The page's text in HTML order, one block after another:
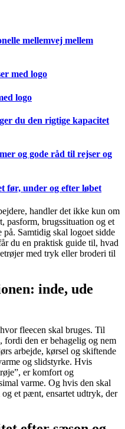
mellemvej mellem
med logo
logo
du den rigtige kapacitet
og gode råd til rejser og
før, under og efter løbet
handler det ikke kun om
pasform, brugssituation og et
Samtidig skal logoet sidde
du en praktisk guide til, hvad
med tryk eller broderi til
inde, ude
fleecen skal bruges. Til
fordi den er behagelig og nem
arbejde, kørsel og skiftende
og slidstyrke. Hvis
er komfort og
varme. Og hvis den skal
et pænt, ensartet udtryk, der